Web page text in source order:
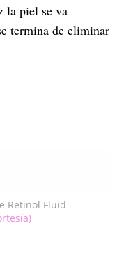
la piel se va
termina de eliminar
Retinol Fluid